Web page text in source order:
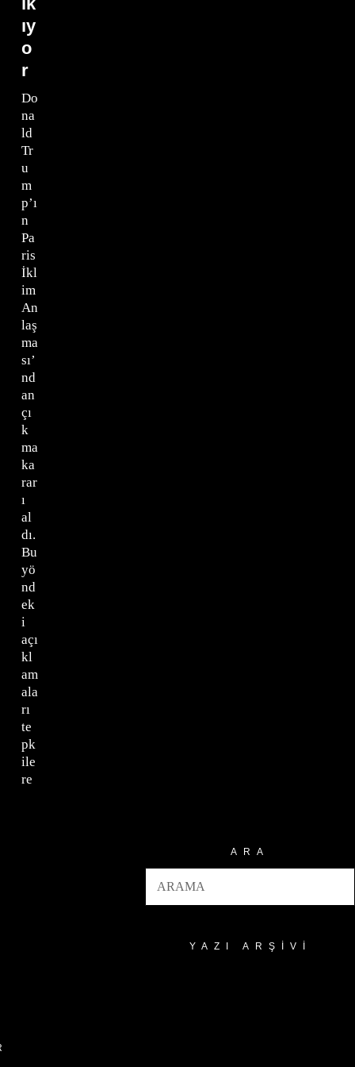
ıy
o
r
Do
na
ld
Tr
u
m
p’ı
n
Pa
ris
İkl
im
An
laş
ma
sı’
nd
an
çı
k
ma
ka
rar
ı
al
dı.
Bu
yö
nd
ek
i
açı
kl
am
ala
rı
te
pk
ile
re
ARA
YAZI ARŞIVI